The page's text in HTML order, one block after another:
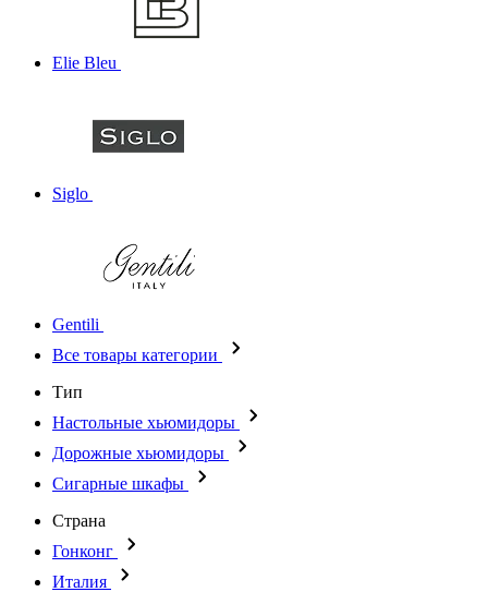
Elie Bleu
Siglo
Gentili
Все товары категории
Тип
Настольные хьюмидоры
Дорожные хьюмидоры
Сигарные шкафы
Страна
Гонконг
Италия